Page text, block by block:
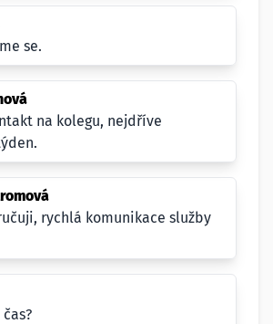
se.
na kolegu, nejdříve
rychlá komunikace služby